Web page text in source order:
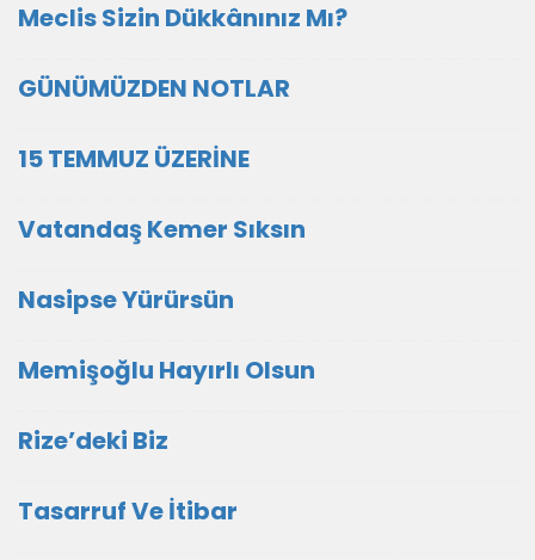
Meclis Sizin Dükkânınız Mı?
GÜNÜMÜZDEN NOTLAR
15 TEMMUZ ÜZERİNE
Vatandaş Kemer Sıksın
Nasipse Yürürsün
Memişoğlu Hayırlı Olsun
Rize’deki Biz
Tasarruf Ve İtibar